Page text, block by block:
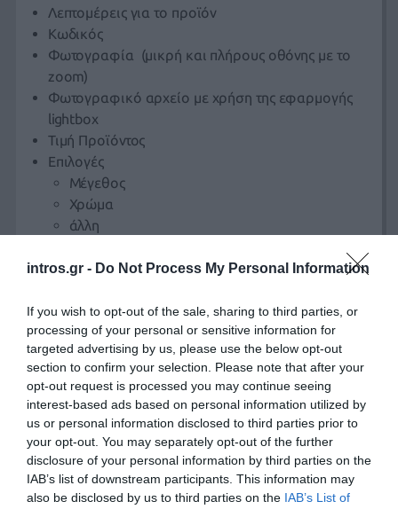
intros.gr - Do Not Process My Personal Information
If you wish to opt-out of the sale, sharing to third parties, or
processing of your personal or sensitive information for
targeted advertising by us, please use the below opt-out
section to confirm your selection. Please note that after your
opt-out request is processed you may continue seeing
interest-based ads based on personal information utilized by
us or personal information disclosed to third parties prior to
your opt-out. You may separately opt-out of the further
disclosure of your personal information by third parties on the
IAB’s list of downstream participants. This information may
also be disclosed by us to third parties on the IAB’s List of
Λεπτομέρεις για το προϊόν
Κωδικός
Φωτογραφία (μικρή και πλήρους οθόνης με το
zoom)
Φωτογραφικό αρχείο με χρήση της εφαρμογής
lightbox
Τιμή Προϊόντος
Επιλογές
Μέγεθος
Χρώμα
άλλη
Σελίδα Εγγραφής
Έντυπο υποβολής με τα στοιχεία του πελάτη (Όνομα,
Όνομα χρήστη, Διεύθυνση, Α.Φ.Μ. κ.λ.π.)
Λειτουργίες σύνδεσης
Σύνδεση με το Ηλεκτρονικό Κατάστημα, ανάκτηση
κωδικού πρόσβασης, ανάκτηση ονόματος χρήστη.
Καρτέλα Πελάτη
Προβολή ή ενημέρωση των στοιχείων του πελάτη,